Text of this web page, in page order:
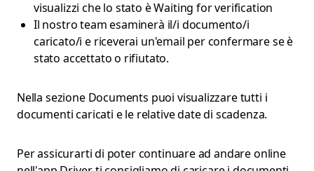
visualizzi che lo stato è Waiting for verification
Il nostro team esaminerà il/i documento/i
caricato/i e riceverai un'email per confermare se è
stato accettato o rifiutato.
Nella sezione Documents puoi visualizzare tutti i
documenti caricati e le relative date di scadenza.
Per assicurarti di poter continuare ad andare online